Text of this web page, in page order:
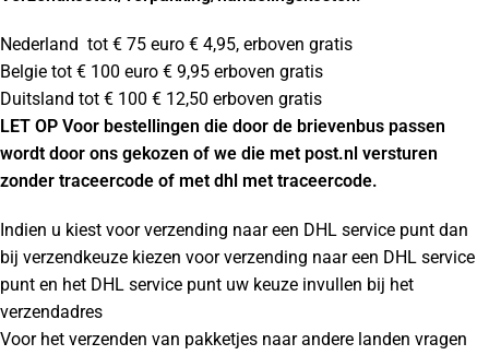
Nederland tot € 75 euro € 4,95, erboven gratis
Belgie tot € 100 euro € 9,95 erboven gratis
Duitsland tot € 100 € 12,50 erboven gratis
LET OP Voor bestellingen die door de brievenbus passen
wordt door ons gekozen of we die met post.nl versturen
zonder traceercode of met dhl met traceercode.
Indien u kiest voor verzending naar een DHL service punt dan
bij verzendkeuze kiezen voor verzending naar een DHL service
punt en het DHL service punt uw keuze invullen bij het
verzendadres
Voor het verzenden van pakketjes naar andere landen vragen